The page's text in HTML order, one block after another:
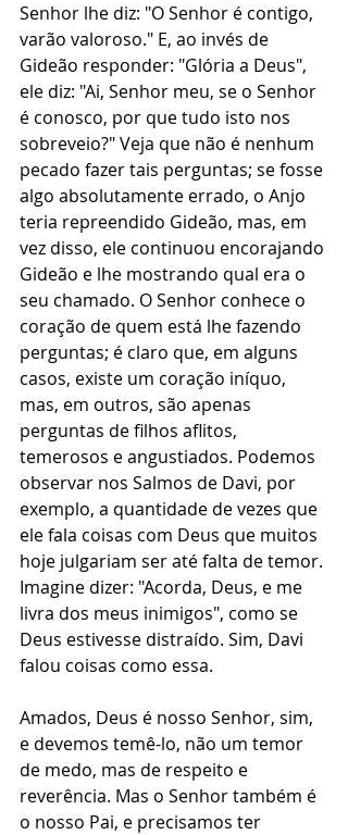
Senhor lhe diz: "O Senhor é contigo,
varão valoroso." E, ao invés de
Gideão responder: "Glória a Deus",
ele diz: "Ai, Senhor meu, se o Senhor
é conosco, por que tudo isto nos
sobreveio?" Veja que não é nenhum
pecado fazer tais perguntas; se fosse
algo absolutamente errado, o Anjo
teria repreendido Gideão, mas, em
vez disso, ele continuou encorajando
Gideão e lhe mostrando qual era o
seu chamado. O Senhor conhece o
coração de quem está lhe fazendo
perguntas; é claro que, em alguns
casos, existe um coração iníquo,
mas, em outros, são apenas
perguntas de filhos aflitos,
temerosos e angustiados. Podemos
observar nos Salmos de Davi, por
exemplo, a quantidade de vezes que
ele fala coisas com Deus que muitos
hoje julgariam ser até falta de temor.
Imagine dizer: "Acorda, Deus, e me
livra dos meus inimigos", como se
Deus estivesse distraído. Sim, Davi
falou coisas como essa.
Amados, Deus é nosso Senhor, sim,
e devemos temê-lo, não um temor
de medo, mas de respeito e
reverência. Mas o Senhor também é
o nosso Pai, e precisamos ter